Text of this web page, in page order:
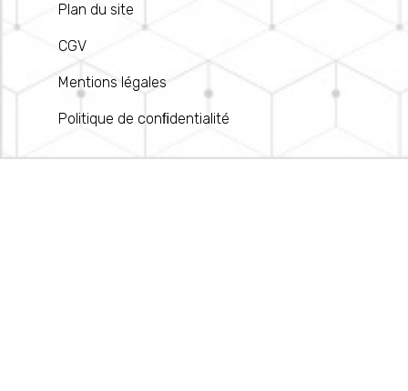
Plan du site
CGV
Mentions légales
Politique de conﬁdentialité